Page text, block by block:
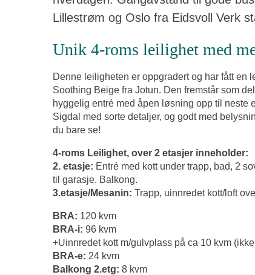
Lillestrøm og Oslo fra Eidsvoll Verk
Unik 4-roms leilighet med
Denne leiligheten er oppgradert og har fått en
Soothing Beige fra Jotun. Den fremstår som
hyggelig entré med åpen løsning opp til
Sigdal med sorte detaljer, og godt med
du bare se!
4-roms Leilighet, over 2 etasjer inneholder:
2. etasje: Entré med kott under trapp, bad, 2
til garasje. Balkong.
3.etasje/Mesanin: Trapp, uinnredet kott/loft
BRA: 120 kvm
BRA-i: 96 kvm
+Uinnredet kott m/gulvplass på ca 10 kvm
BRA-e: 24 kvm
Balkong 2.etg: 8 kvm